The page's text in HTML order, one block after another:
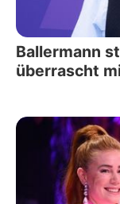
Ballermann
überrascht